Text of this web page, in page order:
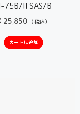
75B/II SAS/B
25,850 （税込）
カートに追加